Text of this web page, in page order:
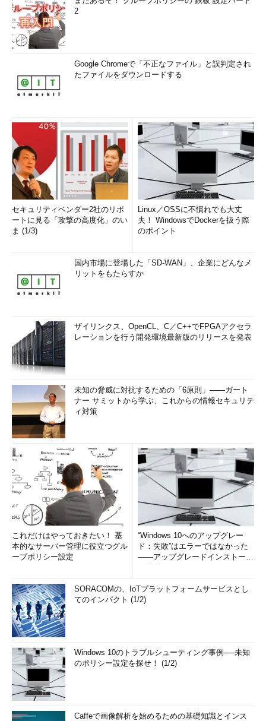
2
Google Chromeで「不正なファイル」と誤判定され
たファイルをダウンロードする
セキュリティベンダー2社のリポ
ートに見る「攻撃の高度化」のい
ま (1/3)
Linux／OSSに不慣れでも大丈
夫！ WindowsでDockerを扱う際
のポイント
国内市場に登場した「SD-WAN」、企業にどんなメ
リットをもたらすか
ザイリンクス、OpenCL、C／C++でFPGAアクセラ
レーションを行う開発環境最新版のリリースを発表
未知の脅威に対抗するための「6原則」――ガート
ナー サミットから学ぶ、これからの情報セキュリテ
ィ対策
これだけはやっておきたい！ 基
本的なサーバー管理に役立つグル
ープポリシー設定
“Windows 10へのアップグレー
ド：失敗”はエラーではなかった
――アップグレードインストール
SORACOMの、IoTプラットフォームサービスとし
てのインパクト (1/2)
Windows 10のトラブルシューティング事例──未知
のポリシー設定を探せ！ (1/2)
Caffeで画像解析を始めるための基礎知識とインス